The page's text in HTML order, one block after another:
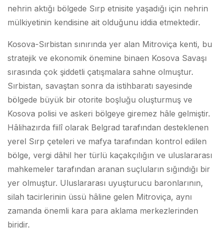
nehrin aktığı bölgede Sırp etnisite yaşadığı için nehrin
mülkiyetinin kendisine ait olduğunu iddia etmektedir.
Kosova-Sırbistan sınırında yer alan Mitroviça kenti, bu
stratejik ve ekonomik önemine binaen Kosova Savaşı
sırasında çok şiddetli çatışmalara sahne olmuştur.
Sırbistan, savaştan sonra da istihbaratı sayesinde
bölgede büyük bir otorite boşluğu oluşturmuş ve
Kosova polisi ve askeri bölgeye giremez hâle gelmiştir.
Hâlihazırda fiilî olarak Belgrad tarafından desteklenen
yerel Sırp çeteleri ve mafya tarafından kontrol edilen
bölge, vergi dâhil her türlü kaçakçılığın ve uluslararası
mahkemeler tarafından aranan suçluların sığındığı bir
yer olmuştur. Uluslararası uyuşturucu baronlarının,
silah tacirlerinin üssü hâline gelen Mitroviça, aynı
zamanda önemli kara para aklama merkezlerinden
biridir.